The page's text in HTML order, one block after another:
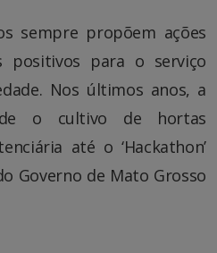
sempre propõem ações
positivos para o serviço
Nos últimos anos, a
o cultivo de hortas
até o ‘Hackathon’
Governo de Mato Grosso